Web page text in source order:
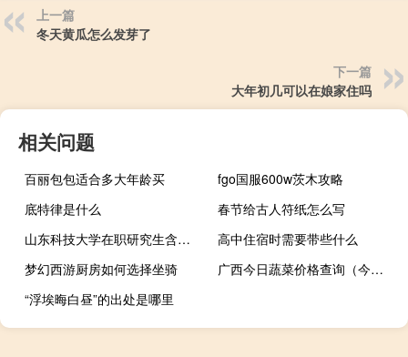
上一篇
冬天黄瓜怎么发芽了
下一篇
大年初几可以在娘家住吗
相关问题
百丽包包适合多大年龄买
fgo国服600w茨木攻略
底特律是什么
春节给古人符纸怎么写
山东科技大学在职研究生含金量高吗
高中住宿时需要带些什么
梦幻西游厨房如何选择坐骑
广西今日蔬菜价格查询（今日蔬菜价格查询）
“浮埃晦白昼”的出处是哪里